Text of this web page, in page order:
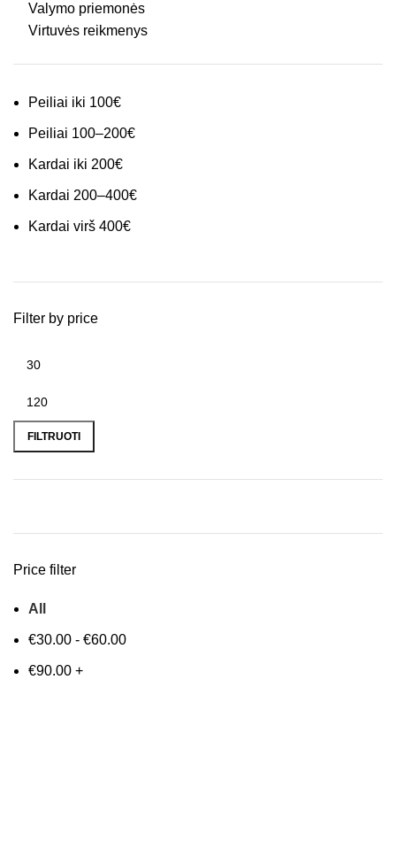
Valymo priemonės
Virtuvės reikmenys
Peiliai iki 100€
Peiliai 100–200€
Kardai iki 200€
Kardai 200–400€
Kardai virš 400€
Filter by price
FILTRUOTI
Price filter
All
€30.00 - €60.00
€90.00 +